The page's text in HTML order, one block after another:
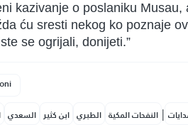
kazivanje o poslaniku
ću sresti nekog ko poznaje
se ogrijali, donijeti.”
السعدي ابن كثير الطبري النفحات المكية |